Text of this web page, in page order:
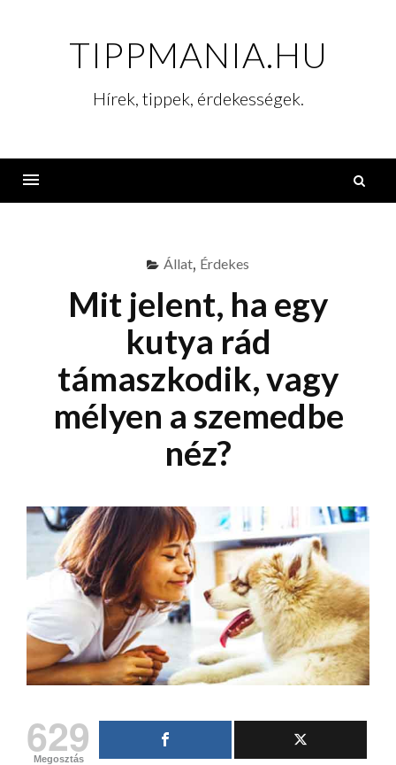
TIPPMANIA.HU
Hírek, tippek, érdekességek.
Állat, Érdekes
Mit jelent, ha egy
kutya rád
támaszkodik, vagy
mélyen a szemedbe
néz?
629
Megosztás